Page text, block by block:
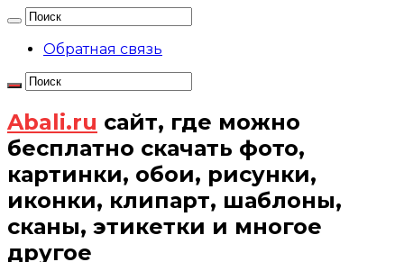
Обратная связь
Abali.ru сайт, где можно
бесплатно скачать фото,
картинки, обои, рисунки,
иконки, клипарт, шаблоны,
сканы, этикетки и многое
другое